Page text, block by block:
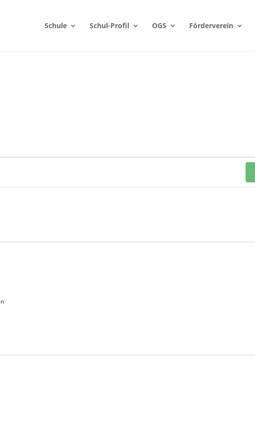
Schule Schul-Profil OGS Förderverein